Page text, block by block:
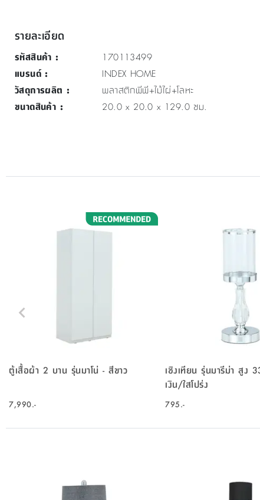
รายละเอียด
รหัสสินค้า :
170113499
แบรนด์:
INDEX HOME
วัสดุการผลิต :
พลาสติกพีพี+ไม้ไผ่+โลหะ
ขนาดสินค้า : 20.0 x 20.0 x 129.0 ซม.
ตู้เสื้อผ้า 2 บาน รุ่นมาโน่ - สีขาว
7,990.-
เชิงเทียน รุ่นมารีม่า สูง
เงิน/ใสโปร่ง
795.-